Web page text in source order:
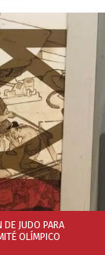
DE JUDO PARA
OLÍMPICO